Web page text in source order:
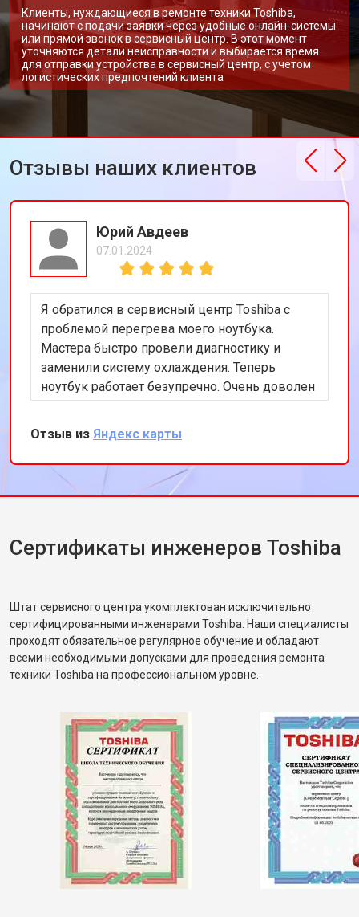
Замена оперативной памяти от 1100 ₽ Заказать
Прошивка BIOS ноутбука Toshiba от 1500 ₽ Заказать
Замена северного моста от 3500 ₽
Заказать
Клиенты, нуждающиеся в ремонте техники Toshiba,
начинают с подачи заявки через удобные онлайн-системы
или прямой звонок в сервисный центр. В этот момент
уточняются детали неисправности и выбирается время
для отправки устройства в сервисный центр, с учетом
логистических предпочтений клиента
Отзывы наших клиентов
Юрий Авдеев
07.01.2024
Я обратился в сервисный центр Toshiba с
проблемой перегрева моего ноутбука.
Мастера быстро провели диагностику и
заменили систему охлаждения. Теперь
ноутбук работает безупречно. Очень доволен
качеством обслуживания и
профессионализмом команды.
Отзыв из Яндекс карты
Сертификаты инженеров Toshiba
Штат сервисного центра укомплектован исключительно
сертифицированными инженерами Toshiba. Наши специалисты
проходят обязательное регулярное обучение и обладают
всеми необходимыми допусками для проведения ремонта
техники Toshiba на профессиональном уровне.